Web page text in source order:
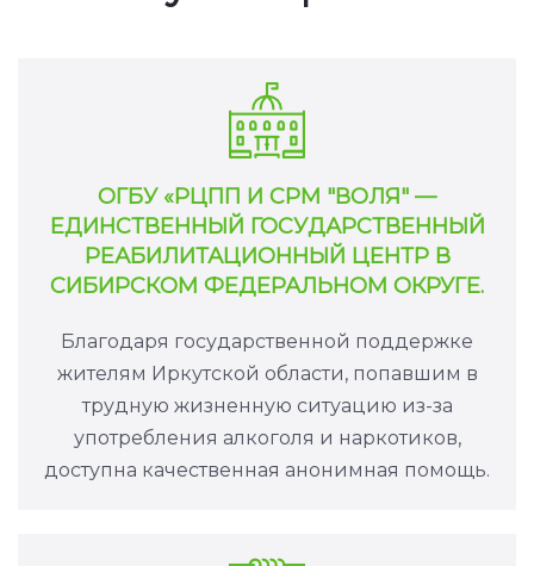
ОГБУ «РЦПП И СРМ "ВОЛЯ" —
ЕДИНСТВЕННЫЙ ГОСУДАРСТВЕННЫЙ
РЕАБИЛИТАЦИОННЫЙ ЦЕНТР В
СИБИРСКОМ ФЕДЕРАЛЬНОМ ОКРУГЕ.
Благодаря государственной поддержке
жителям Иркутской области, попавшим в
трудную жизненную ситуацию из-за
употребления алкоголя и наркотиков,
доступна качественная анонимная помощь.